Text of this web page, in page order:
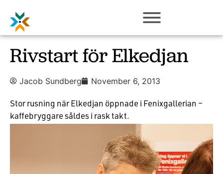
Rivstart för Elkedjan
Jacob Sundberg November 6, 2013
Stor rusning när Elkedjan öppnade i Fenixgallerian –
kaffebryggare såldes i rask takt.